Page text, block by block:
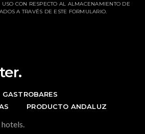
USO CON RESPECTO AL ALMACENAMIENTO DE
A TRAVÉS DE ESTE FORMULARIO.
GASTROBARES
PRODUCTO ANDALUZ